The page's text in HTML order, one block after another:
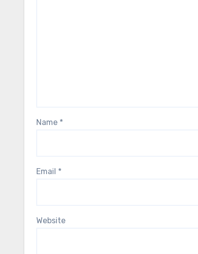
Name *
Email *
Website